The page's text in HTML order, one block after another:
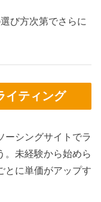
び方次第でさらに
イティング
ーシングサイトでラ
。未経験から始めら
とに単価がアップす